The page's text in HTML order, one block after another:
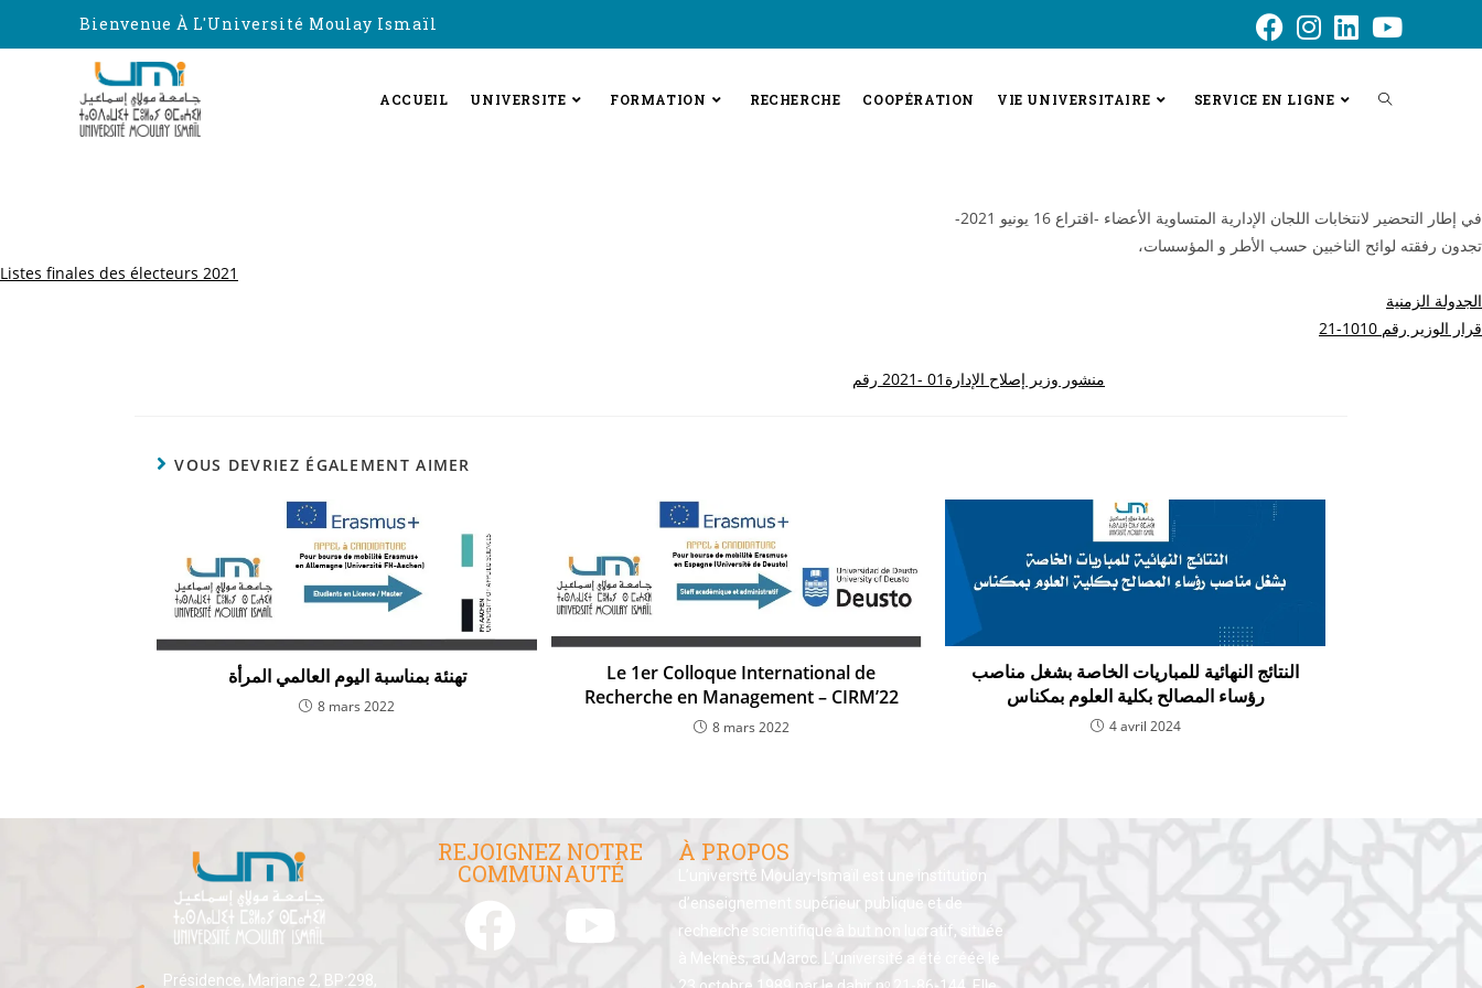
Bienvenue À L'Université Moulay Ismaïl
ACCUEIL UNIVERSITE FORMATION RECHERCHE COOPÉRATION VIE UNIVERSITAIRE SERVICE EN LIGNE
في إطار التحضير لانتخابات اللجان الإدارية المتساوية الأعضاء -اقتراع 16 يونيو 2021-
تجدون رفقته لوائح الناخبين حسب الأطر و المؤسسات،
Listes finales des électeurs 2021
الجدولة الزمنية
قرار الوزير رقم 1010-21
منشور وزير إصلاح الإدارة01 -2021 رقم
VOUS DEVRIEZ ÉGALEMENT AIMER
تهنئة بمناسبة اليوم العالمي المرأة
8 mars 2022
Le 1er Colloque International de
Recherche en Management – CIRM’22
8 mars 2022
النتائج النهائية للمباريات الخاصة بشغل مناصب
رؤساء المصالح بكلية العلوم بمكناس
4 avril 2024
Présidence, Marjane 2, BP:298,
REJOIGNEZ NOTRE
COMMUNAUTÉ
À PROPOS
L’université Moulay-Ismaïl est une institution
d’enseignement supérieur publique et de
recherche scientifique à but non lucratif, située
à Meknès, au Maroc. L’université a été créée le